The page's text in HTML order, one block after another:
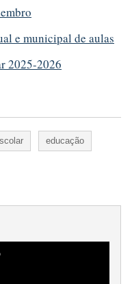
e municipal de aulas
2025-2026
educação